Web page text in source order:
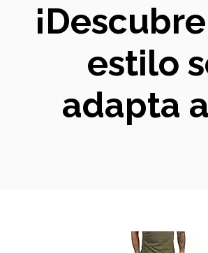
estilo
adapta